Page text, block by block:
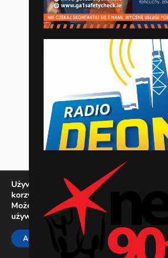
Używamy ciasteczek, aby zapewnić
korzystania z naszej witryny.
Możesz dowiedzieć się więcej o tym,
używamy, lub wyłączyć je w
ACCEPT REJECT SETTINGS